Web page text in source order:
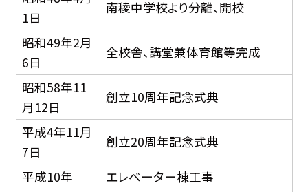
1日
南稜中学校より分離、開校
昭和49年2月
6日
全校舎、講堂兼体育館等完成
昭和58年11
月12日
創立10周年記念式典
平成4年11月
7日
創立20周年記念式典
平成10年
エレベーター棟工事